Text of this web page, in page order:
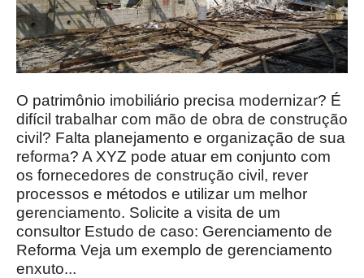
O patrimônio imobiliário precisa modernizar? É
difícil trabalhar com mão de obra de construção
civil? Falta planejamento e organização de sua
reforma? A XYZ pode atuar em conjunto com
os fornecedores de construção civil, rever
processos e métodos e utilizar um melhor
gerenciamento. Solicite a visita de um
consultor Estudo de caso: Gerenciamento de
Reforma Veja um exemplo de gerenciamento
enxuto...